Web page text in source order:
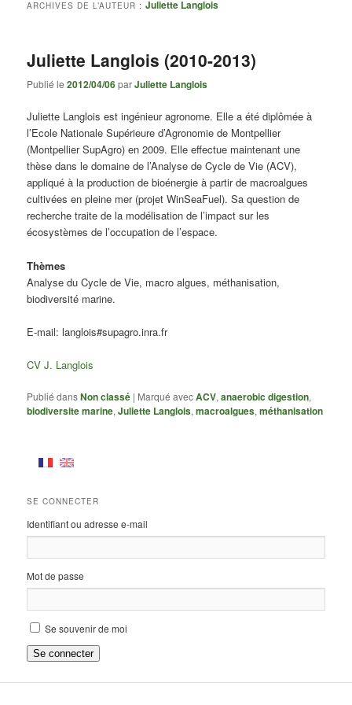
ARCHIVES DE L’AUTEUR :Juliette Langlois
Juliette Langlois (2010-2013)
Publié le2012/04/06parJuliette Langlois
Juliette Langlois est ingénieur agronome. Elle a été diplômée à
l’Ecole Nationale Supérieure d’Agronomie de Montpellier
(Montpellier SupAgro) en 2009. Elle effectue maintenant une
thèse dans le domaine de l’Analyse de Cycle de Vie (ACV),
appliqué à la production de bioénergie à partir de macroalgues
cultivées en pleine mer (projet WinSeaFuel). Sa question de
recherche traite de la modélisation de l’impact sur les
écosystèmes de l’occupation de l’espace.
Thèmes
Analyse du Cycle de Vie, macro algues, méthanisation,
biodiversité marine.
E-mail: langlois#supagro.inra.fr
CV J. Langlois
Publié dansNon classé | Marqué avecACV,anaerobic digestion,
biodiversite marine,Juliette Langlois,macroalgues,méthanisation
SE CONNECTER
Identifiant ou adresse e-mail
Mot de passe
Se souvenir de moi
Se connecter